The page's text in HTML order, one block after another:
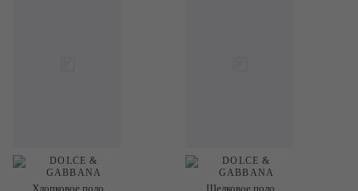
Хлопковое поло Шелковое поло